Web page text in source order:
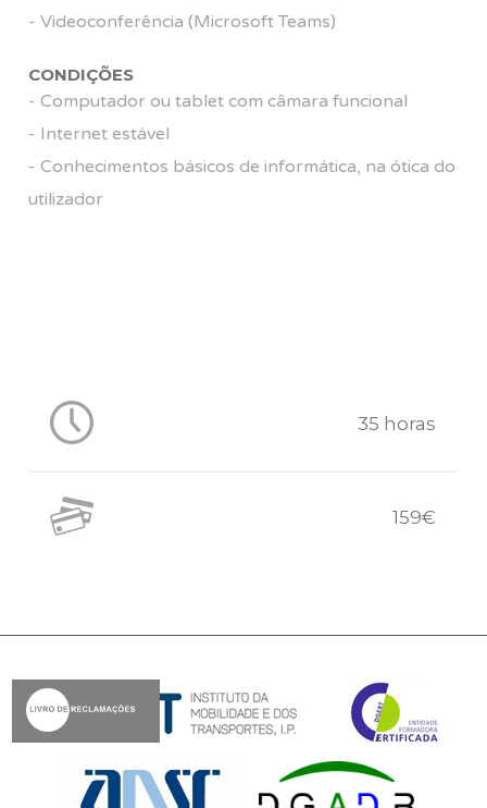
- Videoconferência (Microsoft Teams)
CONDIÇÕES
- Computador ou tablet com câmara funcional
- Internet estável
- Conhecimentos básicos de informática, na ótica do
utilizador
35 horas
159€